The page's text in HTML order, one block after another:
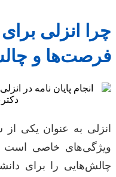
چرا انزلی برای
فرصت‌ها و
انزلی به عنوان یکی از
ویژگی‌های خاصی است
چالش‌هایی را برای